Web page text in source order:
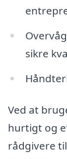
sikre
Ved at
hurtigt og
rådgivere